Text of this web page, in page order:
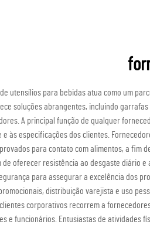
utensílios para bebidas atua como um
soluções abrangentes, incluindo
A principal função de qualquer
às especificações dos clientes.
para contato com alimentos, a fim
oferecer resistência ao desgaste diário
para assegurar a excelência dos
distribuição varejista e uso
corporativos recorrem a
e funcionários. Entusiastas de atividades